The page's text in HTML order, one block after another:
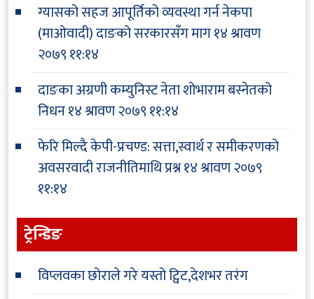
ग्यासको सहज आपूर्तिको व्यवस्था गर्न नेकपा
(माओवादी) दाङको सरकारसँग माग१४ श्रावण
२०७९ ११:१४
दाङका अग्रणी कम्युनिस्ट नेता शोभाराम बस्नेतको
निधन१४ श्रावण २०७९ ११:१४
फेरि मिल्दै केपी-प्रचण्ड: सत्ता,स्वार्थ र समीकरणको
अवसरवादी राजनीतिमाथि प्रश्न१४ श्रावण २०७९
११:१४
ट्रेन्डिङ
विप्लवका छोराले गरे यस्तो ट्विट,देशभर तरंग